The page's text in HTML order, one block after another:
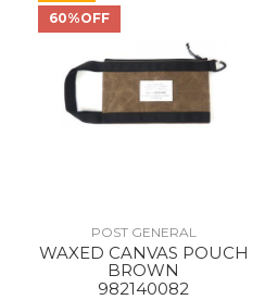
60%OFF
POST GENERAL
WAXED CANVAS POUCH
BROWN
982140082